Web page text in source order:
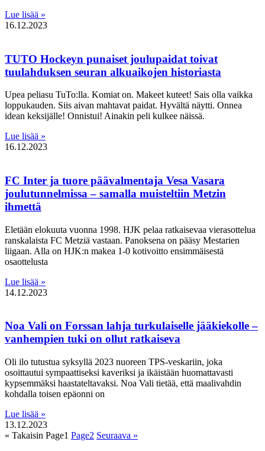
Lue lisää »
16.12.2023
TUTO Hockeyn punaiset joulupaidat toivat
tuulahduksen seuran alkuaikojen historiasta
Upea peliasu TuTo:lla. Komiat on. Makeet kuteet! Sais olla vaikka
loppukauden. Siis aivan mahtavat paidat. Hyvältä näytti. Onnea
idean keksijälle! Onnistui! Ainakin peli kulkee näissä.
Lue lisää »
16.12.2023
FC Inter ja tuore päävalmentaja Vesa Vasara
joulutunnelmissa – samalla muisteltiin Metzin
ihmettä
Eletään elokuuta vuonna 1998. HJK pelaa ratkaisevaa vierasottelua
ranskalaista FC Metziä vastaan. Panoksena on pääsy Mestarien
liigaan. Alla on HJK:n makea 1-0 kotivoitto ensimmäisestä
osaottelusta
Lue lisää »
14.12.2023
Noa Vali on Forssan lahja turkulaiselle jääkiekolle –
vanhempien tuki on ollut ratkaiseva
Oli ilo tutustua syksyllä 2023 nuoreen TPS-veskariin, joka
osoittautui sympaattiseksi kaveriksi ja ikäistään huomattavasti
kypsemmäksi haastateltavaksi. Noa Vali tietää, että maalivahdin
kohdalla toisen epäonni on
Lue lisää »
13.12.2023
« Takaisin Page1 Page2 Seuraava »